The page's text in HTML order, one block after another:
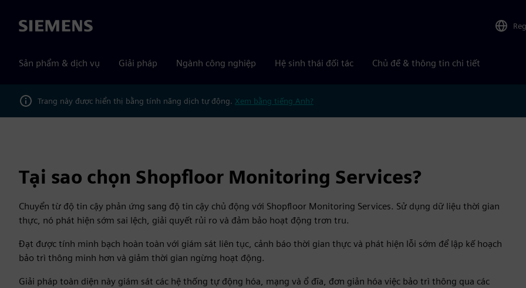
Siemens
Sản phẩm & dịch vụ Giải pháp Ngành công nghiệp Hệ sinh thái đối tác Chủ đề & thông tin chi tiết
Trang này được hiển thị bằng tính năng dịch tự động. Xem bằng tiếng Anh?
Tại sao chọn Shopfloor Monitoring Services?
Chuyển từ độ tin cậy phản ứng sang độ tin cậy chủ động với Shopfloor Monitoring Services. Sử dụng dữ liệu thời gian
thực, nó phát hiện sớm sai lệch, giải quyết rủi ro và đảm bảo hoạt động trơn tru.
Đạt được tính minh bạch hoàn toàn với giám sát liên tục, cảnh báo thời gian thực và phát hiện lỗi sớm để lập kế hoạch
bảo trì thông minh hơn và giảm thời gian ngừng hoạt động.
Giải pháp toàn diện này giám sát các hệ thống tự động hóa, mạng và ổ đĩa, đơn giản hóa việc bảo trì thông qua các